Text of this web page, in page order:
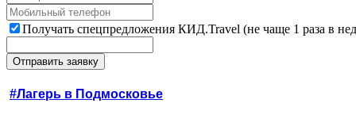
Получать спецпредложения КИД.Travel (не чаще 1 раза в
#Лагерь в Подмосковье